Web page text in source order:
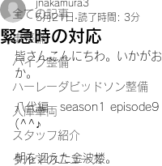
全ての記事
車整備
バイク整備
ハーレーダビッドソン整備
入庫車両
スタッフ紹介
クルマのニュース
緊急時の対応
jnakamura3
5月21日 読了時間: 3分
皆さんこんにちわ。いかが
か。
八代編　season1 episode9
(^^♪
朝を迎えた金波楼。